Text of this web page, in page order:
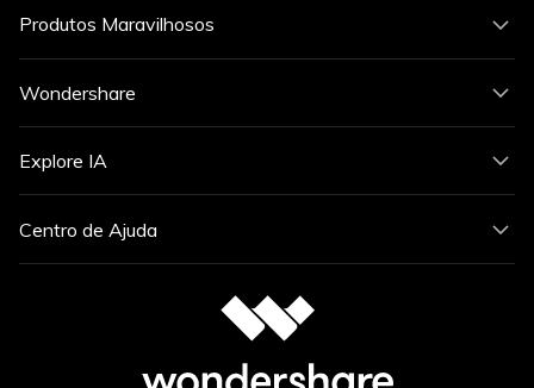
Produtos Maravilhosos
Wondershare
Explore IA
Centro de Ajuda